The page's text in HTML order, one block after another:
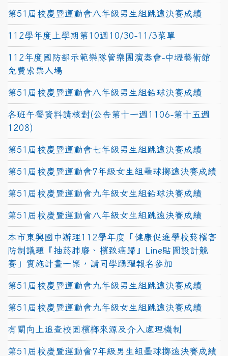
第51屆校慶暨運動會八年級男生組跳遠決賽成績
112學年度上學期第10週10/30-11/3菜單
112年度國防部示範樂隊管樂團演奏會-中壢藝術館
免費索票入場
第51屆校慶暨運動會八年級男生組鉛球決賽成績
各班午餐資料請核對(公告第十一週1106-第十五週
1208)
第51屆校慶暨運動會七年級男生組跳遠決賽成績
第51屆校慶暨運動會7年級女生組壘球擲遠決賽成績
第51屆校慶暨運動會九年級女生組鉛球決賽成績
第51屆校慶暨運動會八年級女生組跳遠決賽成績
本市東興國中辦理112學年度「健康促進學校菸檳害
防制議題『抽菸肺廢、檳致癌歸』Line貼圖設計競
賽」實施計畫一案，請同學踴躍報名參加
第51屆校慶暨運動會九年級男生組跳遠決賽成績
第51屆校慶暨運動會九年級女生組跳遠決賽成績
有關向上追查校園檳榔來源及介入處理機制
第51屆校慶暨運動會7年級男生組壘球擲遠決賽成績